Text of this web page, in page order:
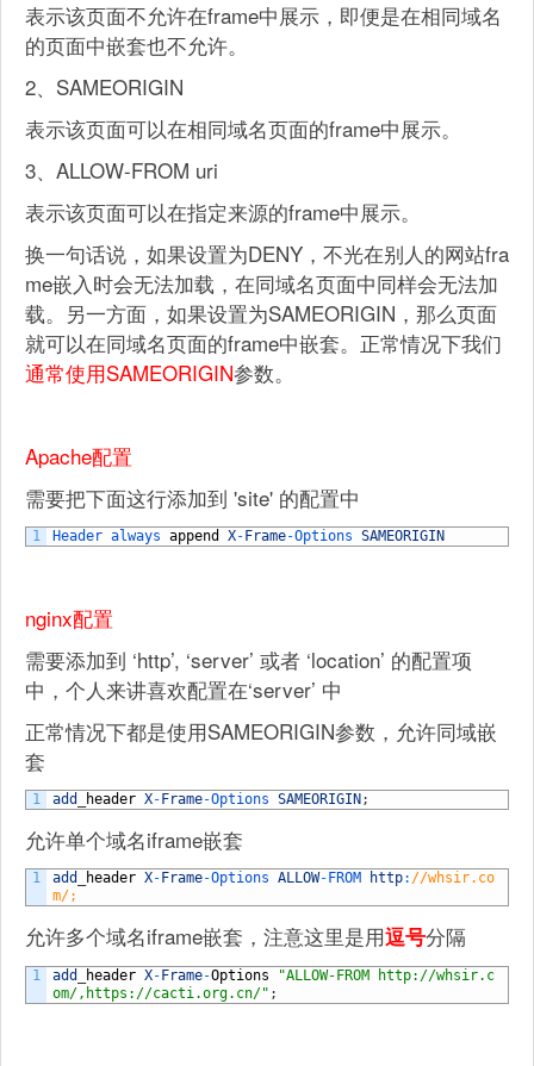
表示该页面不允许在frame中展示，即便是在相同域名
的页面中嵌套也不允许。
2、SAMEORIGIN
表示该页面可以在相同域名页面的frame中展示。
3、ALLOW-FROM uri
表示该页面可以在指定来源的frame中展示。
换一句话说，如果设置为DENY，不光在别人的网站fra
me嵌入时会无法加载，在同域名页面中同样会无法加
载。另一方面，如果设置为SAMEORIGIN，那么页面
就可以在同域名页面的frame中嵌套。正常情况下我们
通常使用SAMEORIGIN参数。
Apache配置
需要把下面这行添加到 'site' 的配置中
1 Header always append X- Frame-Options SAMEORIGIN
nginx配置
需要添加到 ‘http’, ‘server’ 或者 ‘location’ 的配置项
中，个人来讲喜欢配置在‘server’ 中
正常情况下都是使用SAMEORIGIN参数，允许同域嵌
套
1 add header X- Frame-Options SAMEORIGIN ;
允许单个域名iframe嵌套
1 add header X- Frame-Options ALLOW- FROM http: //whsir.co
m/;
允许多个域名iframe嵌套，注意这里是用逗号分隔
1 add header X- Frame-Options
"ALLOW-FROM http://whsir.c
om/,https://cacti.org.cn/" ;